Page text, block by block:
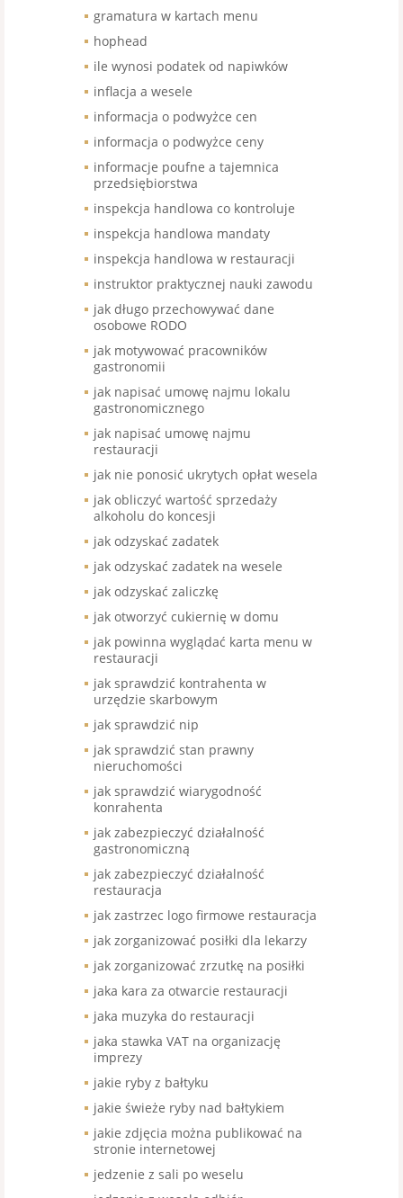
gramatura w kartach menu
hophead
ile wynosi podatek od napiwków
inflacja a wesele
informacja o podwyżce cen
informacja o podwyżce ceny
informacje poufne a tajemnica
przedsiębiorstwa
inspekcja handlowa co kontroluje
inspekcja handlowa mandaty
inspekcja handlowa w restauracji
instruktor praktycznej nauki zawodu
jak długo przechowywać dane
osobowe RODO
jak motywować pracowników
gastronomii
jak napisać umowę najmu lokalu
gastronomicznego
jak napisać umowę najmu
restauracji
jak nie ponosić ukrytych opłat wesela
jak obliczyć wartość sprzedaży
alkoholu do koncesji
jak odzyskać zadatek
jak odzyskać zadatek na wesele
jak odzyskać zaliczkę
jak otworzyć cukiernię w domu
jak powinna wyglądać karta menu w
restauracji
jak sprawdzić kontrahenta w
urzędzie skarbowym
jak sprawdzić nip
jak sprawdzić stan prawny
nieruchomości
jak sprawdzić wiarygodność
konrahenta
jak zabezpieczyć działalność
gastronomiczną
jak zabezpieczyć działalność
restauracja
jak zastrzec logo firmowe restauracja
jak zorganizować posiłki dla lekarzy
jak zorganizować zrzutkę na posiłki
jaka kara za otwarcie restauracji
jaka muzyka do restauracji
jaka stawka VAT na organizację
imprezy
jakie ryby z bałtyku
jakie świeże ryby nad bałtykiem
jakie zdjęcia można publikować na
stronie internetowej
jedzenie z sali po weselu